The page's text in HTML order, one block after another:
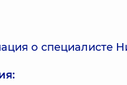
о специалисте